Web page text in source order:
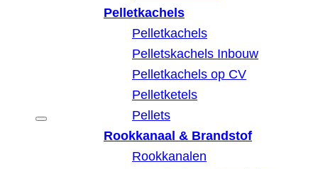
Pelletkachels
Pelletkachels
Pelletskachels Inbouw
Pelletkachels op CV
Pelletketels
Pellets
Rookkanaal & Brandstof
Rookkanalen